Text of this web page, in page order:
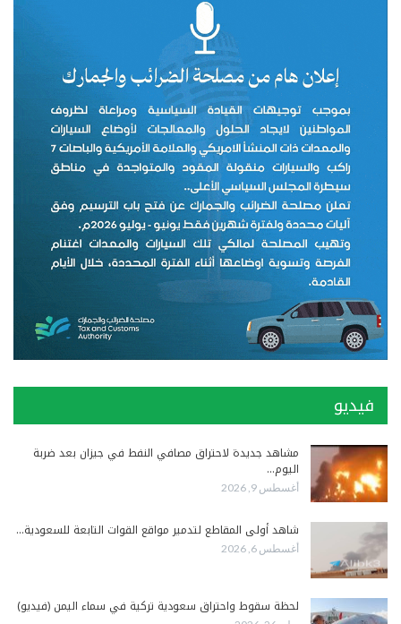
فيديو
مشاهد جديدة لاحتراق مصافي النفط في جيزان بعد ضربة
اليوم…
أغسطس 9, 2026
شاهد أولى المقاطع لتدمير مواقع القوات التابعة للسعودية…
أغسطس 6, 2026
لحظة سقوط واحتراق سعودية تركية في سماء اليمن (فيديو)